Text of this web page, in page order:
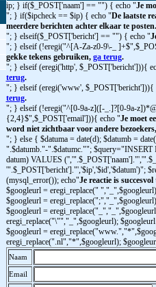
ip; } if($_POST['naam'] == "") { echo "Je
"; } if($ipcheck == $ip) { echo "De laatste
meerdere berichten achter elkaar te posten.
"; } elseif($_POST['bericht'] == "") { echo "
"; } elseif (!eregi("^[A-Za-z0-9\-_
gekke tekens gebruiken, ga terug.
"; } elseif (eregi('http', $_POST['bericht'])){
terug.
"; } elseif (eregi('www', $_POST['bericht'])){
terug.
"; } elseif (!eregi("^[0-9a-z]([-_.]?[0-9a-
{2,4}$",$_POST['email'])){ echo "Je moet
word niet zichtbaar voor andere
"; } else { $datuma = date(d); $datumb =
".$datumb."-".$datumc.""; $query="INSERT
datum) VALUES
'".$_POST['bericht']."','$ip','$id','$datum')";
(mysql_error()); echo"Je reactie is succesvol
$googleurl = eregi_replace("
$googleurl =
$googleurl =
eregi_replace("\"","_",$googleurl);
$googleurl =
eregi_replace(".nl","*",$googleurl);
Naam
Email